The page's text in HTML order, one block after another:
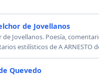
de Jovellanos
de Jovellanos. Poesía,
estilísticos de A ARNESTO
Quevedo